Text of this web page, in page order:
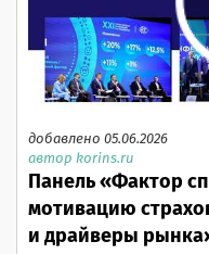
добавлено 05.06.2026
автор korins.ru
Панель «Фактор
мотивацию
и драйверы